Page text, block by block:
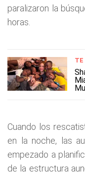
paralizaron la
horas.
TE
Cuando los
en la noche, las
empezado a
de la estructura